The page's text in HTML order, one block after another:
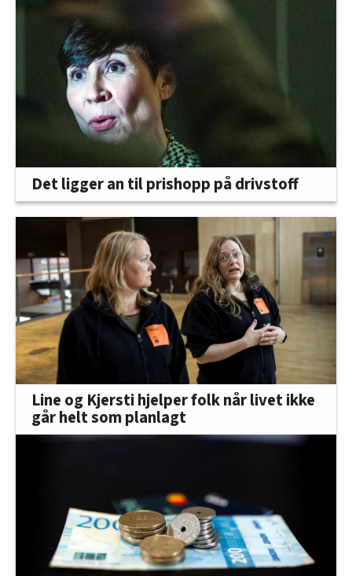
Det ligger an til prishopp på drivstoff
Line og Kjersti hjelper folk når livet ikke
går helt som planlagt